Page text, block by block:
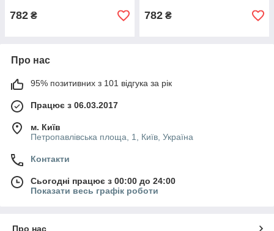
782 ₴ 782 ₴
Про нас
95% позитивних з 101 відгука за рік
Працює з 06.03.2017
м. Київ
Петропавлівська площа, 1, Київ, Україна
Контакти
Сьогодні працює з 00:00 до 24:00
Показати весь графік роботи
Про нас